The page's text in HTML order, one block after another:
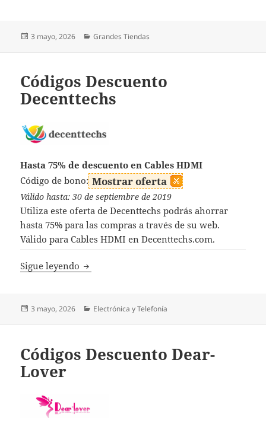
Publicado
3 mayo, 2026 Categorías
Grandes Tiendas
Códigos Descuento
Decenttechs
Hasta 75% de descuento en Cables HDMI
Código de bono: Mostrar oferta
Válido hasta: 30 de septiembre de 2019
Utiliza este oferta de Decenttechs podrás ahorrar
hasta 75% para las compras a través de su web.
Válido para Cables HDMI en Decenttechs.com.
Sigue leyendo Códigos Descuento Decenttechs
Publicado
3 mayo, 2026 Categorías
Electrónica y Telefonía
Códigos Descuento Dear-
Lover